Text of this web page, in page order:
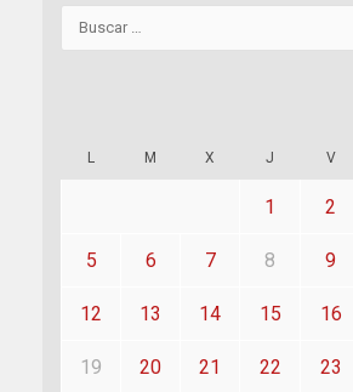
L M X J V
1 2
5 6 7 8 9
12 13 14 15 16
19 20 21 22 23